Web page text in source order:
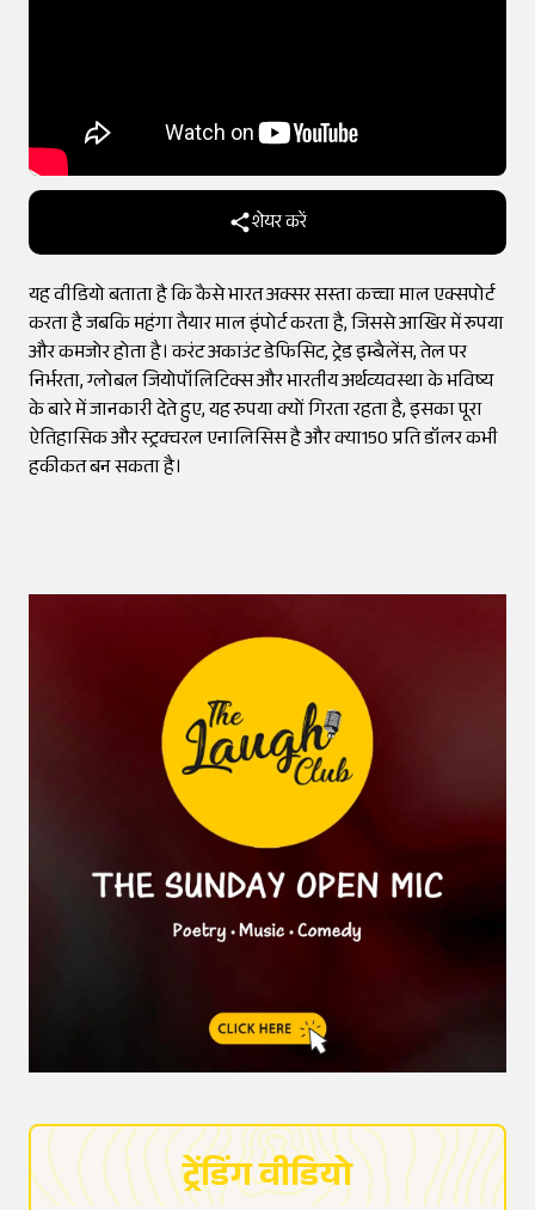
शेयर करें
यह वीडियो बताता है कि कैसे भारत अक्सर सस्ता कच्चा माल एक्सपोर्ट
करता है जबकि महंगा तैयार माल इंपोर्ट करता है, जिससे आखिर में रुपया
और कमजोर होता है। करंट अकाउंट डेफिसिट, ट्रेड इम्बैलेंस, तेल पर
निर्भरता, ग्लोबल जियोपॉलिटिक्स और भारतीय अर्थव्यवस्था के भविष्य
के बारे में जानकारी देते हुए, यह रुपया क्यों गिरता रहता है, इसका पूरा
ऐतिहासिक और स्ट्रक्चरल एनालिसिस है और क्या150 प्रति डॉलर कभी
हकीकत बन सकता है।
ट्रेंडिंग वीडियो